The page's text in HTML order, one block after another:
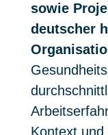
sowie
deutscher
Kontext und